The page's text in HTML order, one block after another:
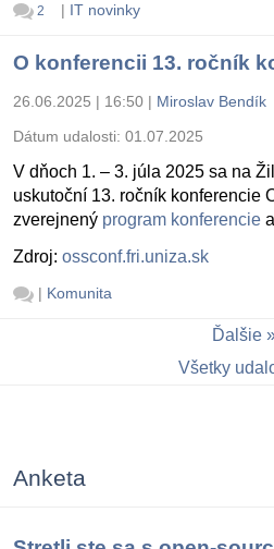
2 | IT novinky
O konferencii 13. ročník
26.06.2025 | 16:50 | Miroslav Bendík
Dátum udalosti: 01.07.2025
V dňoch 1. – 3. júla 2025 sa na
uskutoční 13. ročník konferencie
zverejnený program konferencie
Zdroj: ossconf.fri.uniza.sk
| Komunita
Ďalšie
Všetky
Anketa